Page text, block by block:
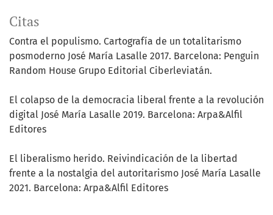
Citas
Contra el populismo. Cartografía de un totalitarismo
posmoderno José María Lasalle 2017. Barcelona: Penguin
Random House Grupo Editorial Ciberleviatán.
El colapso de la democracia liberal frente a la revolución
digital José María Lasalle 2019. Barcelona: Arpa&Alfil
Editores
El liberalismo herido. Reivindicación de la libertad
frente a la nostalgia del autoritarismo José María Lasalle
2021. Barcelona: Arpa&Alfil Editores